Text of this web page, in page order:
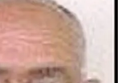
i prijatelji.